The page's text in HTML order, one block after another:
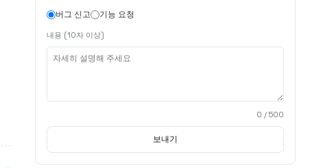
버그 신고 기능 요청
내용 (10자 이상)
0 / 500
보내기